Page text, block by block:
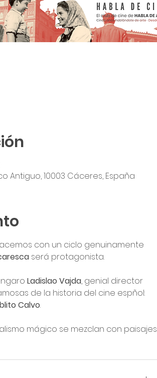
Antiguo, 10003 Cáceres, España
con un ciclo genuinamente
será protagonista.
Ladislao Vajda, genial director
de la historia del cine espñol:
Calvo.
mágico se mezclan con paisajes